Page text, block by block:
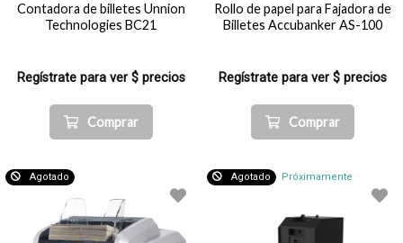
Contadora de billetes Unnion
Technologies BC21
Regístrate para ver $ precios
Comprar
Rollo de papel para Fajadora de
Billetes Accubanker AS-100
Regístrate para ver $ precios
Comprar
Agotado Agotado Próximamente